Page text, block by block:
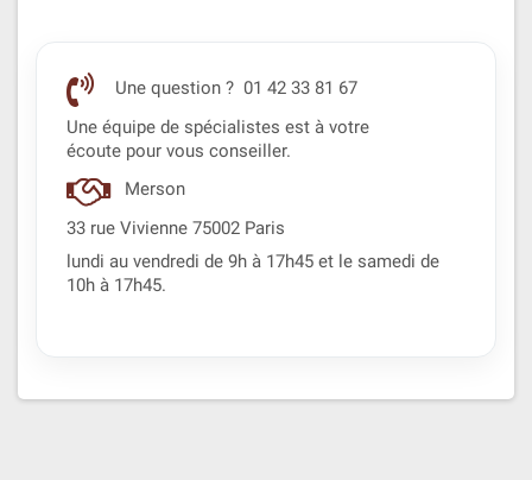
Une question ? 01 42 33 81 67
Une équipe de spécialistes est à votre
écoute pour vous conseiller.
Merson
33 rue Vivienne 75002 Paris
lundi au vendredi de 9h à 17h45 et le samedi de
10h à 17h45.